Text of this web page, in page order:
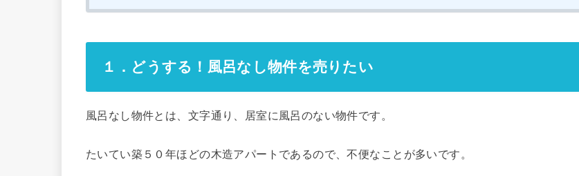
１．どうする！風呂なし物件を売りたい
風呂なし物件とは、文字通り、居室に風呂のない物件です。
たいてい築５０年ほどの木造アパートであるので、不便なことが多いです。